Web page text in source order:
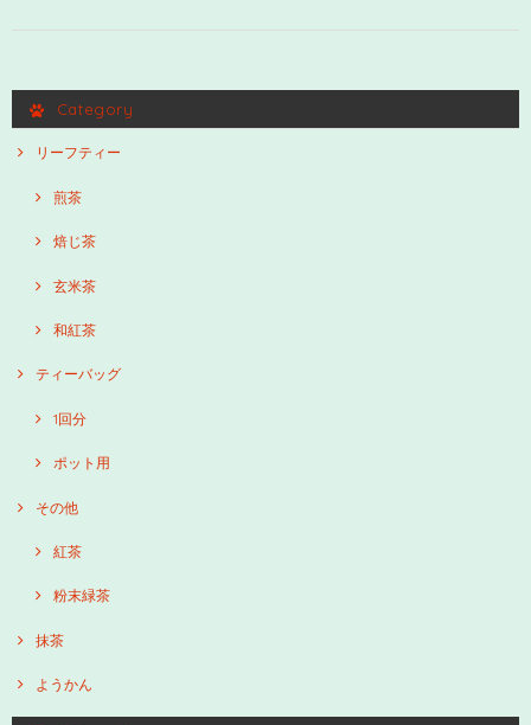
Category
リーフティー
煎茶
焙じ茶
玄米茶
和紅茶
ティーバッグ
1回分
ポット用
その他
紅茶
粉末緑茶
抹茶
ようかん